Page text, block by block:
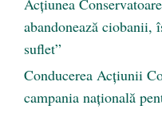
Acțiunea
abandonează ciobanii,
suflet”
Conducerea Acțiunii
campania națională